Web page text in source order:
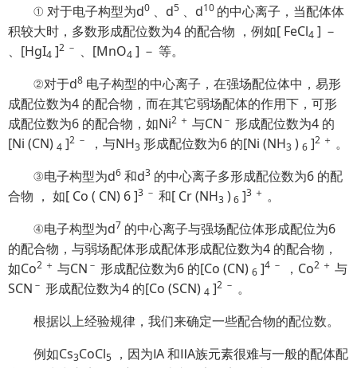
① 对于电子构型为d0 、d5 、d10 的中心离子，当配体体
积较大时，多数形成配位数为4 的配合物 ，例如[ FeCl4 ] －
、[HgI4 ]2 － 、[MnO4 ] － 等。
②对于d8 电子构型的中心离子，在强场配位体中，易形
成配位数为4 的配合物，而在其它弱场配体的作用下，可形
成配位数为6 的配合物，如Ni2 ＋ 与CN － 形成配位数为4 的
[Ni (CN) 4 ]2 － ，与NH3 形成配位数为6 的[Ni (NH3 ) 6 ]2 ＋ 。
③电子构型为d6 和d3 的中心离子多形成配位数为6 的配
合物 ， 如[ Co ( CN) 6 ]3 － 和[ Cr (NH3 )6 ]3 ＋ 。
④电子构型为d7 的中心离子与强场配位体形成配位为6
的配合物，与弱场配体形成配体形成配位数为4 的配合物，
如Co2 ＋ 与CN － 形成配位数为6 的[Co (CN) 6 ]4 － ，Co2 ＋ 与
SCN － 形成配位数为4 的[Co (SCN) 4 ]2 － 。
根据以上经验规律，我们来确定一些配合物的配位数。
例如Cs3CoCl5
，因为ⅠA 和ⅡA族元素很难与一般的配体配